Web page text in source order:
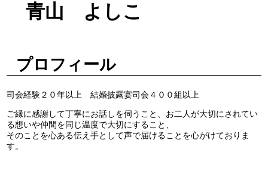
青山 よしこ
プロフィール
司会経験２０年以上 結婚披露宴司会４００組以上
ご縁に感謝して丁寧にお話しを伺うこと、お二人が大切にされてい
る想いや仲間を同じ温度で大切にすること、
そのことを心ある伝え手として声で届けることを心がけておりま
す。